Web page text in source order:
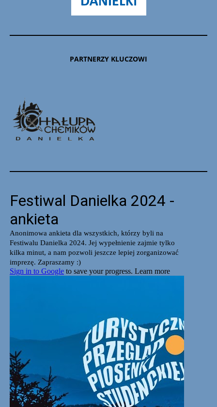
PARTNERZY KLUCZOWI